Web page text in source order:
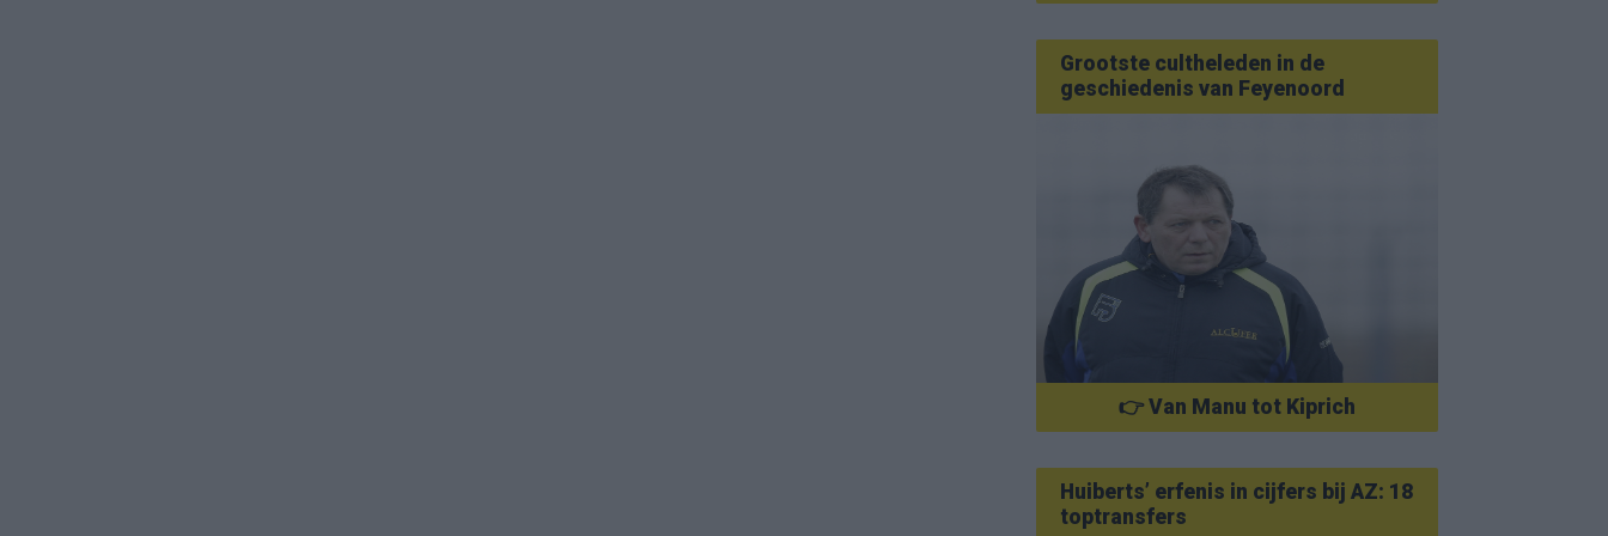
Grootste cultheleden in de
geschiedenis van Feyenoord
👉 Van Manu tot Kiprich
Huiberts’ erfenis in cijfers bij AZ: 18
toptransfers